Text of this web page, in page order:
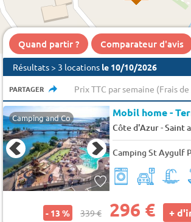
Quand partir ? Comparateur d'avis
Résultats > 3 locations le 10/10/2026
PARTAGER Prix TTC par semaine (Frais
Camping and Co
Côte d'Azur-Saint
Camping St Aygulf
- 13 % 339 € 296 € +